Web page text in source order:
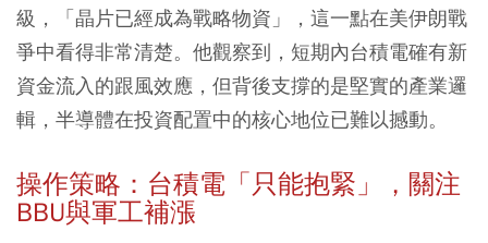
級，「晶片已經成為戰略物資」，這一點在美伊朗戰
爭中看得非常清楚。他觀察到，短期內台積電確有新
資金流入的跟風效應，但背後支撐的是堅實的產業邏
輯，半導體在投資配置中的核心地位已難以撼動。
操作策略：台積電「只能抱緊」，關注
BBU與軍工補漲